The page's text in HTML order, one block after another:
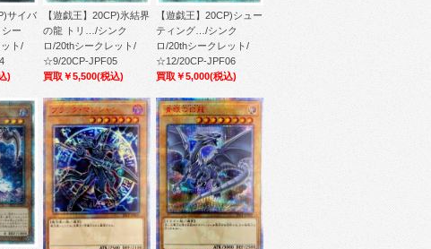
サイバ
ー
ト/
)
【遊戯王】20CP)氷結界
の龍 トリ…/シンク
ロ/20thシークレット/
☆9/20CP-JPF05
買取￥5,500(税込)
【遊戯王】20CP)シュー
ティング…/シンク
ロ/20thシークレット/
☆12/20CP-JPF06
買取￥5,000(税込)